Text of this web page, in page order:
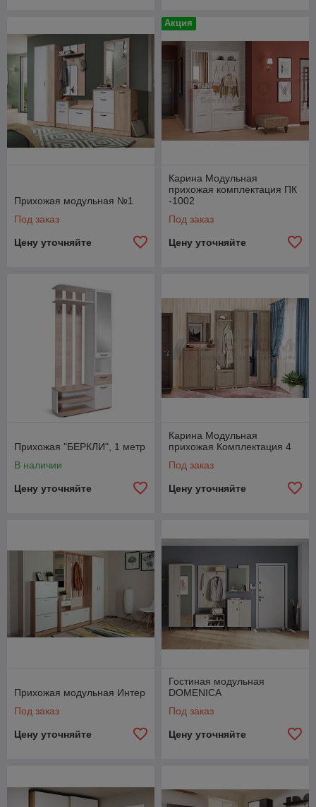
Прихожая модульная №1
Под заказ
Цену уточняйте
Акция
Карина Модульная
прихожая комплектация ПК
-1002
Под заказ
Цену уточняйте
Прихожая "БЕРКЛИ", 1 метр
В наличии
Цену уточняйте
Карина Модульная
прихожая Комплектация 4
Под заказ
Цену уточняйте
Прихожая модульная Интер
Под заказ
Цену уточняйте
Гостиная модульная
DOMENICA
Под заказ
Цену уточняйте